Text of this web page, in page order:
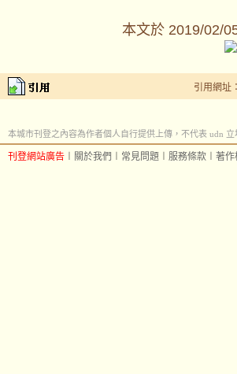
本文於 2019/02/
引用網址
本城市刊登之內容為作者個人自行提供上傳，不代表 udn 立
刊登網站廣告 關於我們 常見問題 服務條款 著作